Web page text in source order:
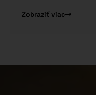
Zobraziť viac